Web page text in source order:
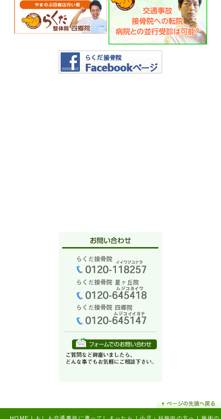
HOME | もしも交通事故に遭ってしまったら | 小児・妊娠中の方へ | 施術の